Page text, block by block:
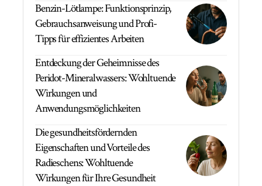
Benzin-Lötlampe: Funktionsprinzip,
Gebrauchsanweisung und Profi-
Tipps für effizientes Arbeiten
Entdeckung der Geheimnisse des
Peridot-Mineralwassers: Wohltuende
Wirkungen und
Anwendungsmöglichkeiten
Die gesundheitsfördernden
Eigenschaften und Vorteile des
Radieschens: Wohltuende
Wirkungen für Ihre Gesundheit